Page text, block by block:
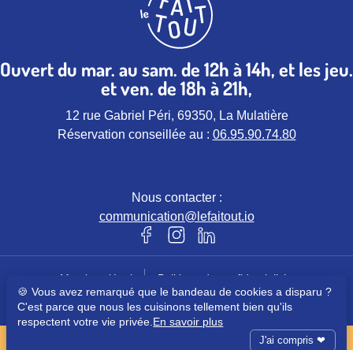
Ouvert du mar. au sam. de 12h à 14h, et les jeu.
et ven. de 18h à 21h,
12 rue Gabriel Péri, 69350, La Mulatière
Réservation conseillée au : 06.95.90.74.80
Nous contacter :
communication@lefaitout.io
Notre page Facebook (nouvel
Notre page instagram (nouvel
Notre page Linkedin
Mentions légales
Politique de confidentialités
© Le Faitout – Tous droits réservés
Site réalisé dans une démarche d’éco-conception avecJulie Lavalet
🍪 Vous avez remarqué que le bandeau de cookies a disparu ?
C'est parce que nous les cuisinons tellement bien qu'ils
respectent votre vie privée. En savoir plus
J'ai compris ❤